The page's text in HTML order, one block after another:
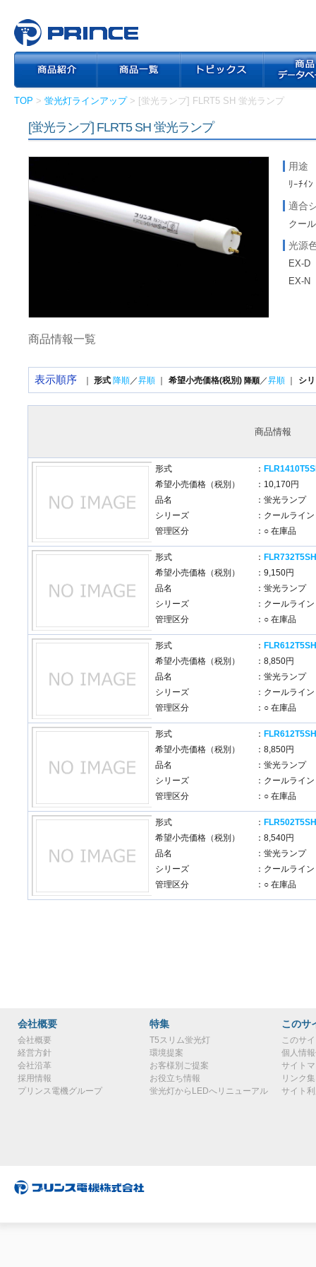
TOP > 蛍光灯ラインアップ> [蛍光ランプ] FLRT5 SH 蛍光ランプ
[蛍光ランプ] FLRT5 SH 蛍光ランプ
用途
ﾘｰﾁｲ
適合
クー
光源
EX-D
EX-N
商品情報一覧
表示順序 ｜ 形式 降順 ／昇順 ｜ 希望小売価格(税別) 降順 ／昇順 ｜ シ
商品情報
形式 ：
希望小売価格（税別）
：10,170円
品名
：蛍光ランプ
シリーズ
：クールライ
管理区分
：○ 在庫品
形式 ：
希望小売価格（税別）
：9,150円
品名
：蛍光ランプ
シリーズ
：クールライ
管理区分
：○ 在庫品
形式 ：
希望小売価格（税別）
：8,850円
品名
：蛍光ランプ
シリーズ
：クールライ
管理区分
：○ 在庫品
形式 ：
希望小売価格（税別）
：8,850円
品名
：蛍光ランプ
シリーズ
：クールライ
管理区分
：○ 在庫品
形式 ：
希望小売価格（税別）
：8,540円
品名
：蛍光ランプ
シリーズ
：クールライ
管理区分
：○ 在庫品
会社概要
会社概要
経営方針
会社沿革
採用情報
プリンス電機グループ
特集
T5スリム蛍光灯
環境提案
お客様別ご提案
お役立ち情報
蛍光灯からLEDへリニューアル
このサ
このサ
個人情
サイト
リンク集
サイト